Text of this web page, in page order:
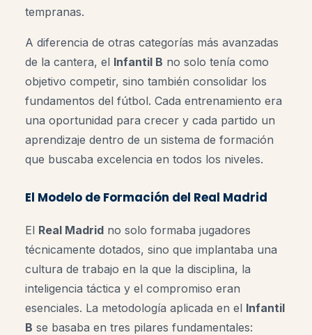
tempranas.
A diferencia de otras categorías más avanzadas
de la cantera, el Infantil B no solo tenía como
objetivo competir, sino también consolidar los
fundamentos del fútbol. Cada entrenamiento era
una oportunidad para crecer y cada partido un
aprendizaje dentro de un sistema de formación
que buscaba excelencia en todos los niveles.
El Modelo de Formación del Real Madrid
El Real Madrid no solo formaba jugadores
técnicamente dotados, sino que implantaba una
cultura de trabajo en la que la disciplina, la
inteligencia táctica y el compromiso eran
esenciales. La metodología aplicada en el Infantil
B se basaba en tres pilares fundamentales: